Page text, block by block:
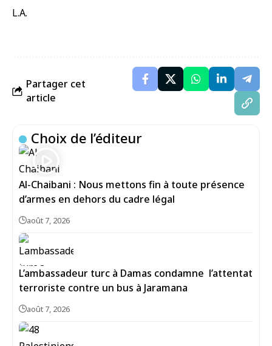
L.A.
Partager cet
article
Choix de l’éditeur
Al-Chaibani : Nous mettons fin à toute présence
d’armes en dehors du cadre légal
août 7, 2026
L’ambassadeur turc à Damas condamne l’attentat
terroriste contre un bus à Jaramana
août 7, 2026